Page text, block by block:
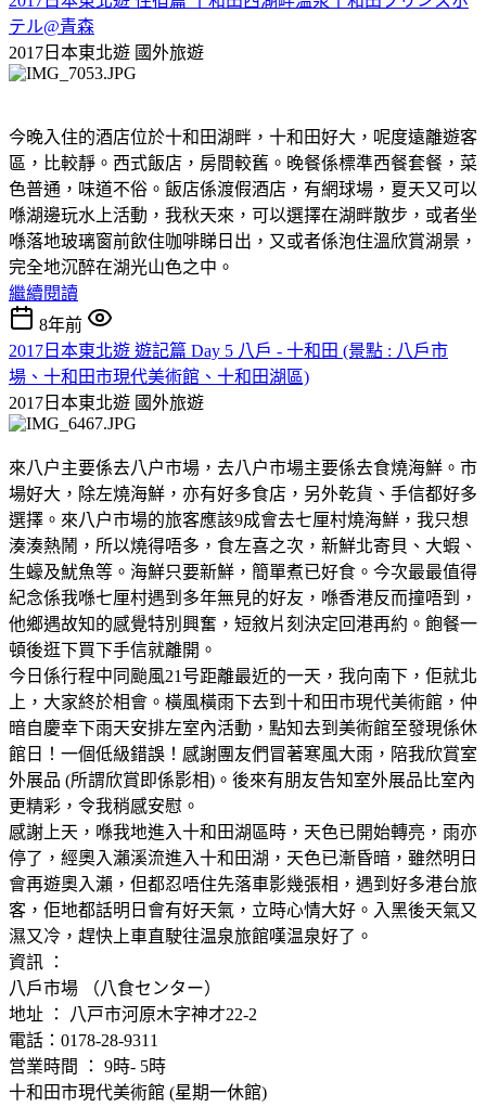
テル@青森
2017日本東北遊 國外旅遊
今晚入住的酒店位於十和田湖畔，十和田好大，呢度遠離遊客
區，比較靜。西式飯店，房間較舊。晚餐係標準西餐套餐，菜
色普通，味道不俗。飯店係渡假酒店，有網球場，夏天又可以
喺湖邊玩水上活動，我秋天來，可以選擇在湖畔散步，或者坐
喺落地玻璃窗前飲住咖啡睇日出，又或者係泡住溫欣賞湖景，
完全地沉醉在湖光山色之中。
繼續閱讀
8年前
2017日本東北遊 遊記篇 Day 5 八戶 - 十和田 (景點 : 八戶市
場、十和田市現代美術館、十和田湖區)
2017日本東北遊 國外旅遊
來八户主要係去八户市場，去八户市場主要係去食燒海鮮。市
場好大，除左燒海鮮，亦有好多食店，另外乾貨、手信都好多
選擇。來八户市場的旅客應該9成會去七厘村燒海鮮，我只想
湊湊熱鬧，所以燒得唔多，食左喜之次，新鮮北寄貝、大蝦、
生蠔及魷魚等。海鮮只要新鮮，簡單煮已好食。今次最最值得
紀念係我喺七厘村遇到多年無見的好友，喺香港反而撞唔到，
他鄉遇故知的感覺特別興奮，短敘片刻決定回港再約。飽餐一
頓後逛下買下手信就離開。
今日係行程中同颱風21号距離最近的一天，我向南下，佢就北
上，大家終於相會。橫風橫雨下去到十和田市現代美術館，仲
暗自慶幸下雨天安排左室內活動，點知去到美術館至發現係休
館日！一個低級錯誤！感謝團友們冒著寒風大雨，陪我欣賞室
外展品 (所謂欣賞即係影相)。後來有朋友告知室外展品比室內
更精彩，令我稍感安慰。
感謝上天，喺我地進入十和田湖區時，天色已開始轉亮，雨亦
停了，經奧入瀨溪流進入十和田湖，天色已漸昏暗，雖然明日
會再遊奧入瀨，但都忍唔住先落車影幾張相，遇到好多港台旅
客，佢地都話明日會有好天氣，立時心情大好。入黑後天氣又
濕又冷，趕快上車直駛往温泉旅館嘆温泉好了。
資訊 ：
八戶市場 （八食センター）
地址 ： 八戸市河原木字神才22-2
電話：0178-28-9311
営業時間 ： 9時- 5時
十和田市現代美術館 (星期一休館)